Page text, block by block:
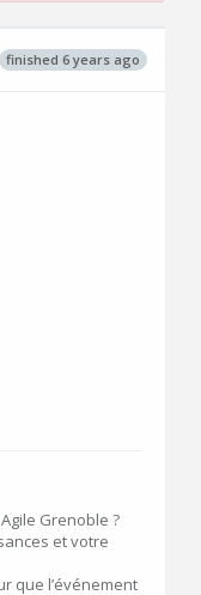
finished 6 years ago
Grenoble ?
et votre
que l’événement